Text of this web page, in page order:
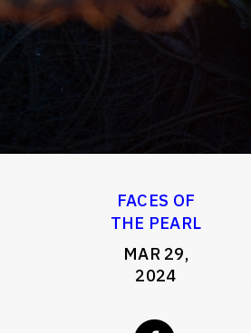
FACES OF
THE PEARL
MAR 29,
2024